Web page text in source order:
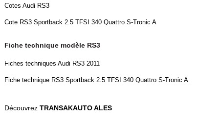
Cotes Audi RS3
Cote RS3 Sportback 2.5 TFSI 340 Quattro S-Tronic A
Fiche technique modèle RS3
Fiches techniques Audi RS3 2011
Fiche technique RS3 Sportback 2.5 TFSI 340 Quattro S-Tronic A
Découvrez TRANSAKAUTO ALES